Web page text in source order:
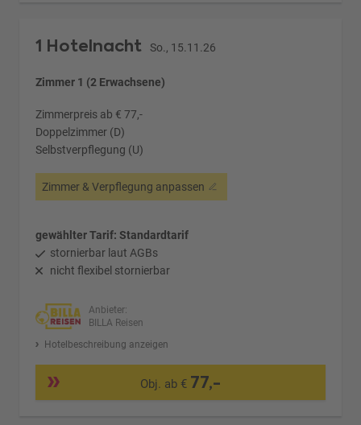
1 Hotelnacht So., 15.11.26
Zimmer 1 (2 Erwachsene)
Zimmerpreis ab € 77,-
Doppelzimmer (D)
Selbstverpflegung (U)
Zimmer & Verpflegung anpassen
gewählter Tarif: Standardtarif
stornierbar laut AGBs
nicht flexibel stornierbar
Anbieter:
BILLA Reisen
Hotelbeschreibung anzeigen
Obj. ab € 77,-